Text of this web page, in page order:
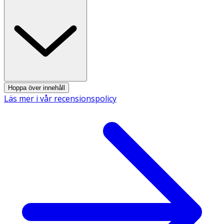
Hoppa över innehåll
Läs mer i vår recensionspolicy